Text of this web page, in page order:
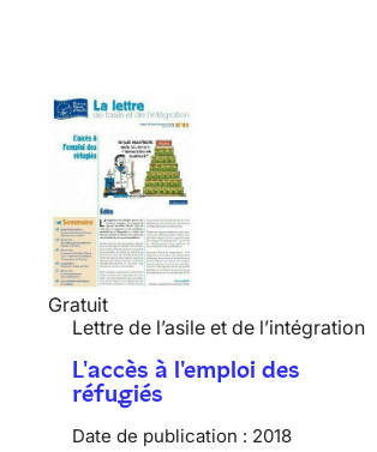
Gratuit
Lettre de l’asile et de l’intégration
L'accès à l'emploi des
réfugiés
Date de publication : 2018